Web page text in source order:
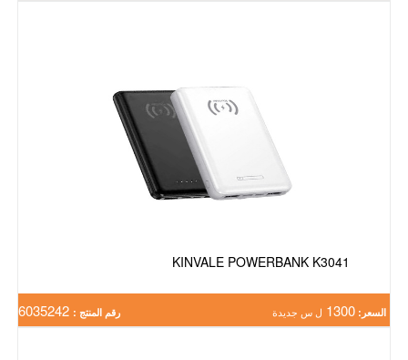
KINVALE POWERBANK K3041
السعر: 1300 ل س جديدة رقم المنتج :